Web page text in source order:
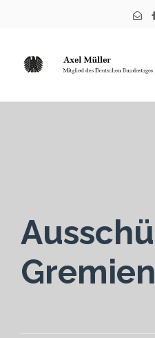
Gremien